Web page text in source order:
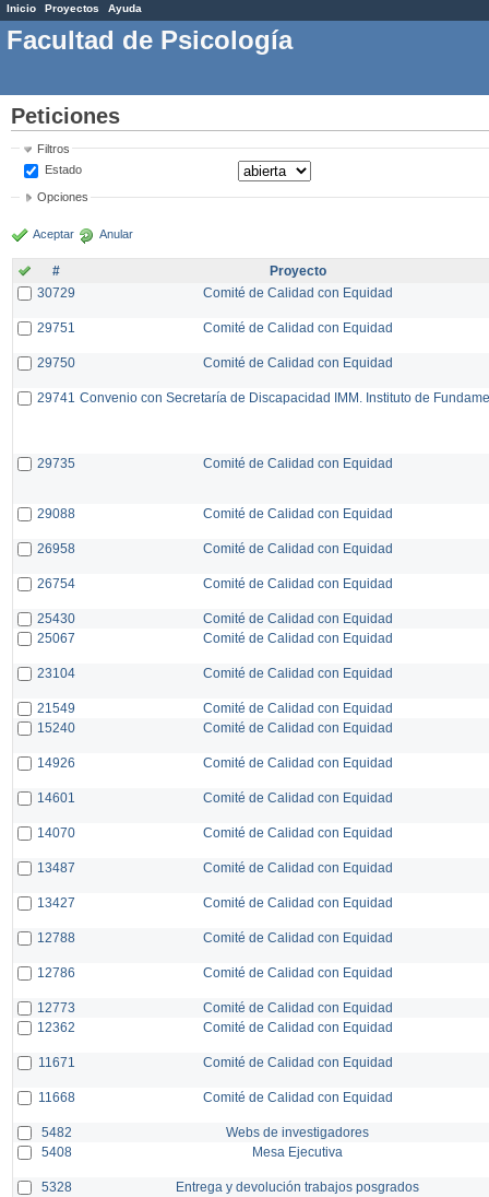
Inicio Proyectos Ayuda
Facultad de Psicología
Peticiones
Filtros
Estado
Opciones
Aceptar Anular
#
Proyecto
30729
Comité de Calidad con Equidad
29751 Comité de Calidad con Equidad
29750 Comité de Calidad con Equidad
29741 Convenio con Secretaría de Discapacidad IMM. Instituto de
29735 Comité de Calidad con Equidad
29088 Comité de Calidad con Equidad
26958 Comité de Calidad con Equidad
26754 Comité de Calidad con Equidad
25430
Comité de Calidad con Equidad
25067
Comité de Calidad con Equidad
23104 Comité de Calidad con Equidad
21549
Comité de Calidad con Equidad
15240
Comité de Calidad con Equidad
14926 Comité de Calidad con Equidad
14601 Comité de Calidad con Equidad
14070 Comité de Calidad con Equidad
13487 Comité de Calidad con Equidad
13427 Comité de Calidad con Equidad
12788 Comité de Calidad con Equidad
12786 Comité de Calidad con Equidad
12773
Comité de Calidad con Equidad
12362
Comité de Calidad con Equidad
11671 Comité de Calidad con Equidad
11668 Comité de Calidad con Equidad
5482
Webs de investigadores
5408
Mesa Ejecutiva
5328 Entrega y devolución trabajos posgrados